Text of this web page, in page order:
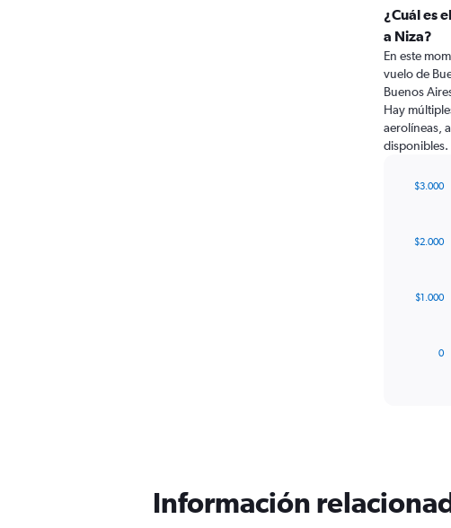
¿Cuál es
a Niza?
En este
vuelo de
Buenos
Hay
aerolíneas,
disponibles.
12
The
chart
has
0
$1.000
$2.000
$3.000
Información